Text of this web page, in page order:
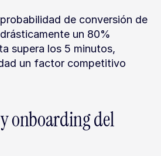
de conversión de
un 80%
supera los 5 minutos,
un factor competitivo
onboarding del